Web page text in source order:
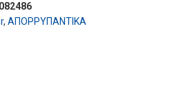
082486
, ΑΠΟΡΡΥΠΑΝΤΙΚΑ